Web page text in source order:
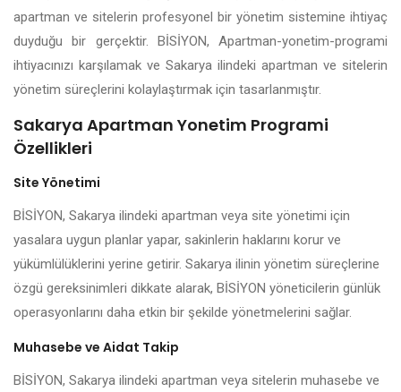
apartman ve sitelerin profesyonel bir yönetim sistemine ihtiyaç
duyduğu bir gerçektir. BİSİYON, Apartman-yonetim-programi
ihtiyacınızı karşılamak ve Sakarya ilindeki apartman ve sitelerin
yönetim süreçlerini kolaylaştırmak için tasarlanmıştır.
Sakarya Apartman Yonetim Programi
Özellikleri
Site Yönetimi
BİSİYON, Sakarya ilindeki apartman veya site yönetimi için
yasalara uygun planlar yapar, sakinlerin haklarını korur ve
yükümlülüklerini yerine getirir. Sakarya ilinin yönetim süreçlerine
özgü gereksinimleri dikkate alarak, BİSİYON yöneticilerin günlük
operasyonlarını daha etkin bir şekilde yönetmelerini sağlar.
Muhasebe ve Aidat Takip
BİSİYON, Sakarya ilindeki apartman veya sitelerin muhasebe ve